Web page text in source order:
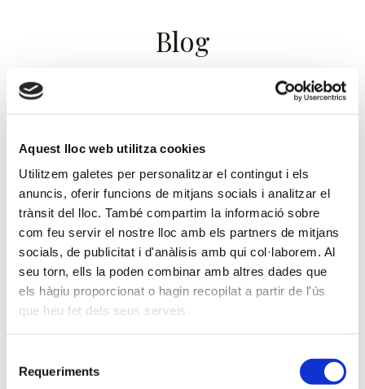
Aquest lloc web utilitza cookies
Utilitzem galetes per personalitzar el contingut i els
anuncis, oferir funcions de mitjans socials i analitzar el
trànsit del lloc. També compartim la informació sobre
com feu servir el nostre lloc amb els partners de mitjans
socials, de publicitat i d'anàlisis amb qui col·laborem. Al
seu torn, ells la poden combinar amb altres dades que
els hàgiu proporcionat o hagin recopilat a partir de l'ús
que heu fet dels seus serveis.
Requeriments
Blog
Segueix les novetats d'Ilmex by
Espectáculos